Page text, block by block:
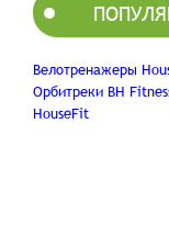
Велотренажеры
Орбитреки BH
HouseFit